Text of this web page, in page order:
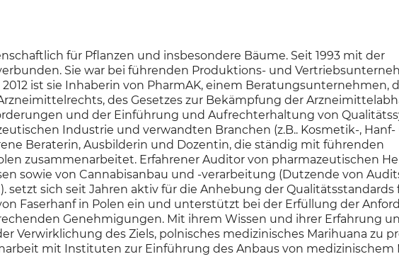
für Pflanzen und insbesondere Bäume. Seit 1993 mit der
Sie war bei führenden Produktions- und
ist sie Inhaberin von PharmAK, einem Beratungsunternehmen,
des Gesetzes zur Bekämpfung der
und der Einführung und Aufrechterhaltung von
Industrie und verwandten Branchen (z.B.. Kosmetik-, Hanf-
Beraterin, Ausbilderin und Dozentin, die ständig mit führenden
zusammenarbeitet. Erfahrener Auditor von pharmazeutischen
sowie von Cannabisanbau und -verarbeitung (Dutzende von
setzt sich seit Jahren aktiv für die Anhebung der Qualitätsstandards
Faserhanf in Polen ein und unterstützt bei der Erfüllung der
Genehmigungen. Mit ihrem Wissen und ihrer Erfahrung
Verwirklichung des Ziels, polnisches medizinisches Marihuana zu
mit Instituten zur Einführung des Anbaus von medizinischem